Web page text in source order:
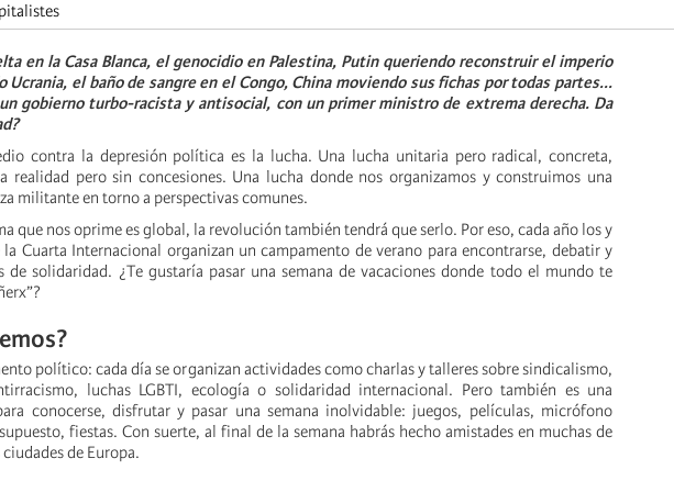
en la Casa Blanca, el genocidio en Palestina, Putin queriendo reconstruir el imperio
Ucrania, el baño de sangre en el Congo, China moviendo sus fichas por todas partes...
gobierno turbo-racista y antisocial, con un primer ministro de extrema derecha. Da
contra la depresión política es la lucha. Una lucha unitaria pero radical, concreta,
realidad pero sin concesiones. Una lucha donde nos organizamos y construimos una
militante en torno a perspectivas comunes.
que nos oprime es global, la revolución también tendrá que serlo. Por eso, cada año los y
la Cuarta Internacional organizan un campamento de verano para encontrarse, debatir y
de solidaridad. ¿Te gustaría pasar una semana de vacaciones donde todo el mundo te
político: cada día se organizan actividades como charlas y talleres sobre sindicalismo,
luchas LGBTI, ecología o solidaridad internacional. Pero también es una
conocerse, disfrutar y pasar una semana inolvidable: juegos, películas, micrófono
fiestas. Con suerte, al final de la semana habrás hecho amistades en muchas de
de Europa.